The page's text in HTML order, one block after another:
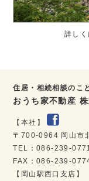
詳し
住居・相続相談のこ
おうち家不動産
【本社】
〒700-0964 岡山市
TEL：086-239-0771
FAX：086-239-
【岡山駅西口支店】